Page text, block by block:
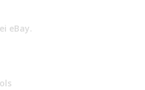
eBay.